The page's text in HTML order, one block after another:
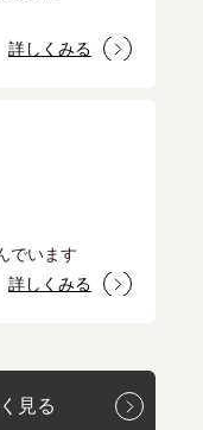
詳しくみる
でいます
詳しくみる
見る